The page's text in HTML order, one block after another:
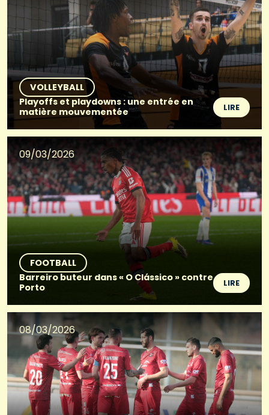
VOLLEYBALL
Playoffs et playdowns : une entrée en
matière mouvementée
LIRE
09/03/2026
FOOTBALL
Barreiro buteur dans « O Clássico » contre
Porto
LIRE
08/03/2026